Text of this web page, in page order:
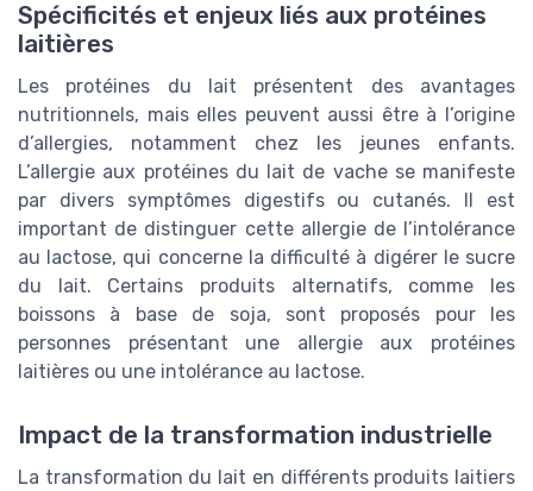
Spécificités et enjeux liés aux protéines
laitières
Les protéines du lait présentent des avantages
nutritionnels, mais elles peuvent aussi être à l’origine
d’allergies, notamment chez les jeunes enfants.
L’allergie aux protéines du lait de vache se manifeste
par divers symptômes digestifs ou cutanés. Il est
important de distinguer cette allergie de l’intolérance
au lactose, qui concerne la difficulté à digérer le sucre
du lait. Certains produits alternatifs, comme les
boissons à base de soja, sont proposés pour les
personnes présentant une allergie aux protéines
laitières ou une intolérance au lactose.
Impact de la transformation industrielle
La transformation du lait en différents produits laitiers